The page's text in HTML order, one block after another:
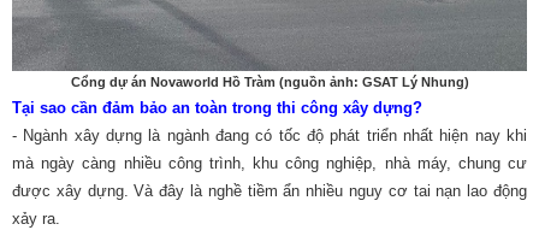
Cổng dự án Novaworld Hồ Tràm (nguồn ảnh: GSAT Lý Nhung)
Tại sao cần đảm bảo an toàn trong thi công xây dựng?
- Ngành xây dựng là ngành đang có tốc độ phát triển nhất hiện nay khi
mà ngày càng nhiều công trình, khu công nghiệp, nhà máy, chung cư
được xây dựng. Và đây là nghề tiềm ẩn nhiều nguy cơ tai nạn lao động
xảy ra.